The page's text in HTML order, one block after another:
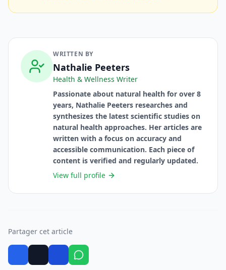
WRITTEN BY
Nathalie Peeters
Health & Wellness Writer
Passionate about natural health for over 8
years, Nathalie Peeters researches and
synthesizes the latest scientific studies on
natural health approaches. Her articles are
written with a focus on accuracy and
accessible communication. Each piece of
content is verified and regularly updated.
View full profile
Partager cet article